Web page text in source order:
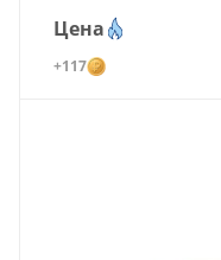
Цена
+117